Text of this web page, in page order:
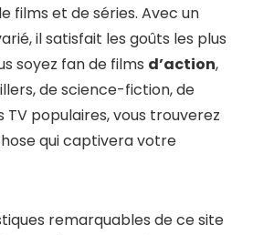
films et de séries. Avec un
il satisfait les goûts les plus
soyez fan de films d’action,
de science-fiction, de
TV populaires, vous trouverez
qui captivera votre
remarquables de ce site